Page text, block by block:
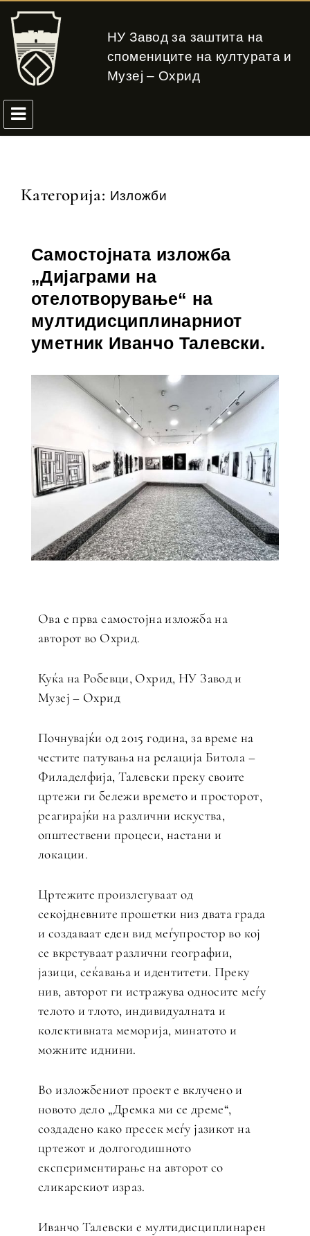
НУ Завод за заштита на
спомениците на културата и
Музеј – Охрид
Категорија: Изложби
Самостојната изложба
„Дијаграми на
отелотворување“ на
мултидисциплинарниот
уметник Иванчо Талевски.
Ова е прва самостојна изложба на
авторот во Охрид.
Куќа на Робевци, Охрид, НУ Завод и
Музеј – Охрид
Почнувајќи од 2015 година, за време на
честите патувања на релација Битола –
Филаделфија, Талевски преку своите
цртежи ги бележи времето и просторот,
реагирајќи на различни искуства,
општествени процеси, настани и
локации.
Цртежите произлегуваат од
секојдневните прошетки низ двата града
и создаваат еден вид меѓупростор во кој
се вкрстуваат различни географии,
јазици, сеќавања и идентитети. Преку
нив, авторот ги истражува односите меѓу
телото и тлото, индивидуалната и
колективната меморија, минатото и
можните иднини.
Во изложбениот проект е вклучено и
новото дело „Дремка ми се дреме“,
создадено како пресек меѓу јазикот на
цртежот и долгогодишното
експериментирање на авторот со
сликарскиот израз.
Иванчо Талевски е мултидисциплинарен